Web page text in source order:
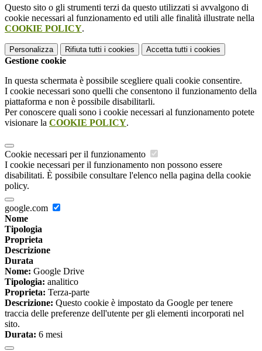
Questo sito o gli strumenti terzi da questo utilizzati si avvalgono di
cookie necessari al funzionamento ed utili alle finalità illustrate nella
COOKIE POLICY.
Personalizza Rifiuta tutti i cookies Accetta tutti i cookies
Gestione cookie
In questa schermata è possibile scegliere quali cookie consentire.
I cookie necessari sono quelli che consentono il funzionamento della
piattaforma e non è possibile disabilitarli.
Per conoscere quali sono i cookie necessari al funzionamento potete
visionare la COOKIE POLICY.
Cookie necessari per il funzionamento
I cookie necessari per il funzionamento non possono essere
disabilitati. È possibile consultare l'elenco nella pagina della cookie
policy.
google.com
Nome
Tipologia
Proprieta
Descrizione
Durata
Nome: Google Drive
Tipologia: analitico
Proprieta: Terza-parte
Descrizione: Questo cookie è impostato da Google per tenere
traccia delle preferenze dell'utente per gli elementi incorporati nel
sito.
Durata: 6 mesi